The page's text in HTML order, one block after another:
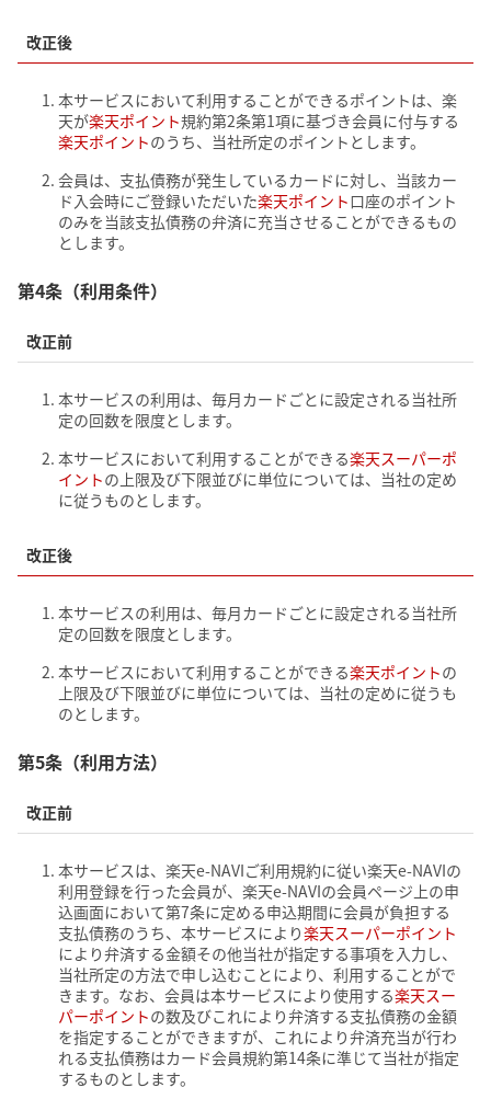
改正後
本サービスにおいて利用することができるポイントは、楽
天が楽天ポイント規約第2条第1項に基づき会員に付与する
楽天ポイントのうち、当社所定のポイントとします。
会員は、支払債務が発生しているカードに対し、当該カー
ド入会時にご登録いただいた楽天ポイント口座のポイント
のみを当該支払債務の弁済に充当させることができるもの
とします。
第4条（利用条件）
改正前
本サービスの利用は、毎月カードごとに設定される当社所
定の回数を限度とします。
本サービスにおいて利用することができる楽天スーパーポ
イントの上限及び下限並びに単位については、当社の定め
に従うものとします。
改正後
本サービスの利用は、毎月カードごとに設定される当社所
定の回数を限度とします。
本サービスにおいて利用することができる楽天ポイントの
上限及び下限並びに単位については、当社の定めに従うも
のとします。
第5条（利用方法）
改正前
本サービスは、楽天e-NAVIご利用規約に従い楽天e-NAVIの
利用登録を行った会員が、楽天e-NAVIの会員ページ上の申
込画面において第7条に定める申込期間に会員が負担する
支払債務のうち、本サービスにより楽天スーパーポイント
により弁済する金額その他当社が指定する事項を入力し、
当社所定の方法で申し込むことにより、利用することがで
きます。なお、会員は本サービスにより使用する楽天スー
パーポイントの数及びこれにより弁済する支払債務の金額
を指定することができますが、これにより弁済充当が行わ
れる支払債務はカード会員規約第14条に準じて当社が指定
するものとします。